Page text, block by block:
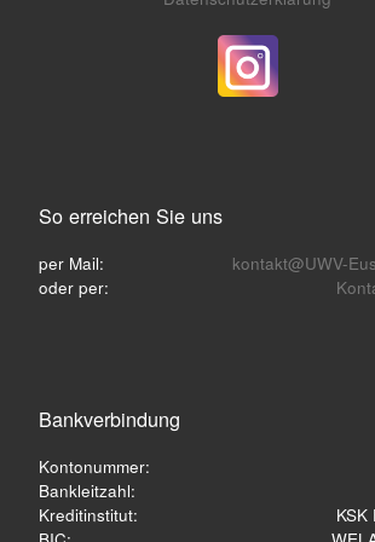
So erreichen Sie uns
per Mail:
kontakt@UWV-
oder per:
Bankverbindung
Kontonummer:
Bankleitzahl:
Kreditinstitut:
KSK